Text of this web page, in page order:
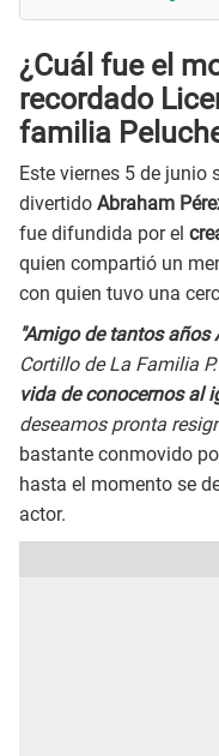
¿Cuál fue el
recordado
familia
Este viernes 5 de junio
divertido Abraham
fue difundida por el
quien compartió un
con quien tuvo una
"Amigo de tantos años
Cortillo de La Familia
vida de conocernos al
deseamos pronta
bastante conmovido
hasta el momento se
actor.